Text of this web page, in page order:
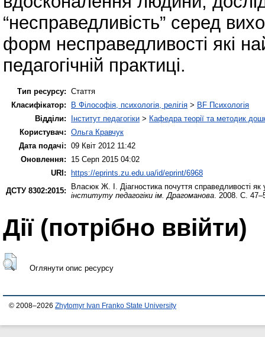
“несправедливість” серед
форм несправедливості які
педагогічній практиці.
Тип ресурсу: Стаття
Класифікатор:
B Філософія, психологія, релігія > BF Психологія
Відділи:
Інститут педагогіки > Кафедра теорії та методик
Користувач: Ольга Кравчук
Дата подачі: 09 Квіт 2012 11:42
Оновлення:
15 Серп 2015 04:02
URI: https://eprints.zu.edu.ua/id/eprint/6968
ДСТУ 8302:2015:
Власюк Ж. І.
Діагностика почуття справедливості
інституту педагогіки ім. Драгоманова . 2008. С.
Дії ​​(потрібно ввійти)
Оглянути опис ресурсу
© 2008–2026 Zhytomyr Ivan Franko State University